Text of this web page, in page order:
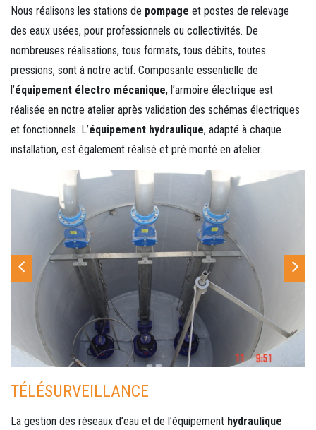
Nous réalisons les stations de pompage et postes de relevage
des eaux usées, pour professionnels ou collectivités. De
nombreuses réalisations, tous formats, tous débits, toutes
pressions, sont à notre actif. Composante essentielle de
l’équipement électro mécanique, l’armoire électrique est
réalisée en notre atelier après validation des schémas électriques
et fonctionnels. L’équipement hydraulique, adapté à chaque
installation, est également réalisé et pré monté en atelier.
TÉLÉSURVEILLANCE
La gestion des réseaux d’eau et de l’équipement hydraulique